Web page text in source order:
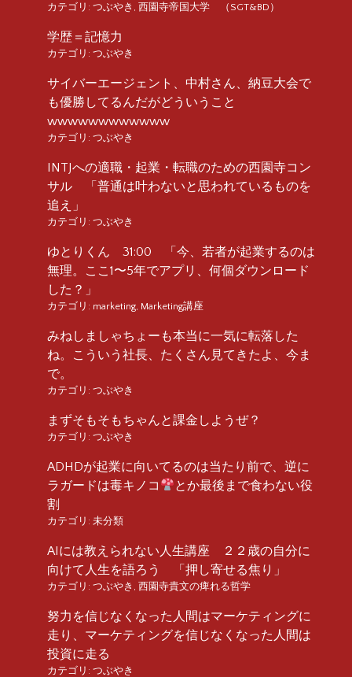
カテゴリ: つぶやき 西園寺帝国大学 （SGT&BD）
学歴＝記憶力
カテゴリ: つぶやき
サイバーエージェント、中村さん、納豆大会で
も優勝してるんだがどういうこと
wwwwwwwwwwww
カテゴリ: つぶやき
INTJへの適職・起業・転職のための西園寺コン
サル 「普通は叶わないと思われているものを
追え」
カテゴリ: つぶやき
ゆとりくん 31:00 「今、若者が起業するのは
無理。ここ1〜5年でアプリ、何個ダウンロード
した？」
カテゴリ: marketing Marketing講座
みねしましゃちょーも本当に一気に転落した
ね。こういう社長、たくさん見てきたよ、今ま
で。
カテゴリ: つぶやき
まずそもそもちゃんと課金しようぜ？
カテゴリ: つぶやき
ADHDが起業に向いてるのは当たり前で、逆に
ラガードは毒キノコ
とか最後まで食わない役
割
カテゴリ: 未分類
AIには教えられない人生講座 ２２歳の自分に
向けて人生を語ろう 「押し寄せる焦り」
カテゴリ: つぶやき 西園寺貴文の痺れる哲学
努力を信じなくなった人間はマーケティングに
走り、マーケティングを信じなくなった人間は
投資に走る
カテゴリ: つぶやき